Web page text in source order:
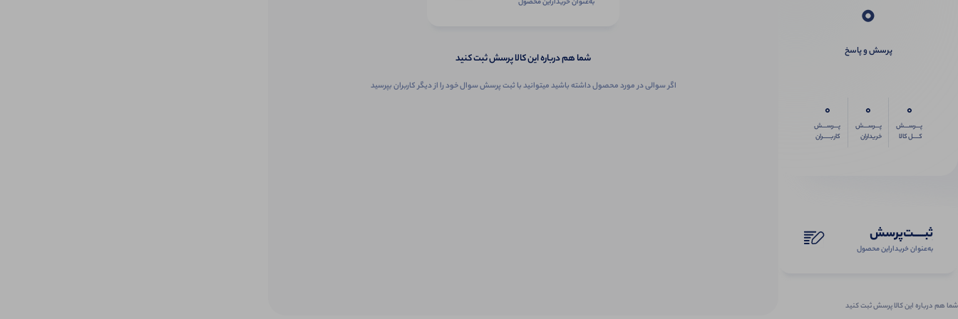
0
پرسش و پاسخ
0
پـــرســـش
کــــل کالا
0
پـــرســـش
خریداران
0
پـــرســـش
کاربـــــران
ثبـــــت‌پرسش
به‌عنوان ‌خریدار‌این‌ محصول
شما هم درباره این کالا پرسش ثبت کنید
شما هم درباره این کالا پرسش ثبت کنید
اگر سوالی در مورد محصول داشته باشید میتوانید با ثبت پرسش سوال خود را از دیگر کاربران بپرسید